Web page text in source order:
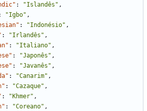
: "Islandês" ,
"Igbo" ,
: "Indonésio" ,
: "Irlandês" ,
: "Italiano" ,
: "Japonês" ,
: "Javanês" ,
: "Canarim" ,
: "Cazaque" ,
: "Khmer" ,
: "Coreano" ,